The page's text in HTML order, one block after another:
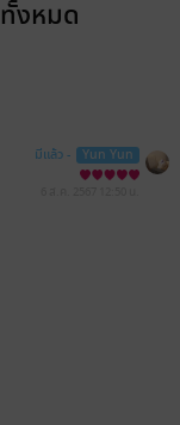
งหมด
มีแล้ว - Yun Yun